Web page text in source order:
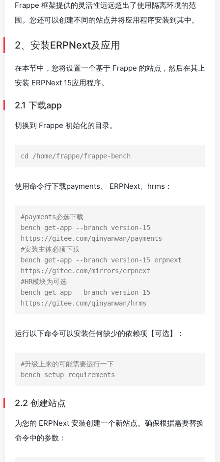
Frappe 框架提供的灵活性远远超出了使用隔离环境的范
围。您还可以创建不同的站点并将应用程序安装到其中。
2、安装ERPNext及应用
在本节中，您将设置一个基于 Frappe 的站点，然后在其上
安装 ERPNext 15应用程序。
2.1 下载app
切换到 Frappe 初始化的目录。
cd /home/frappe/frappe-bench
使用命令行下载payments、 ERPNext、hrms：
#payments必选下载
bench get-app --branch version-15
https://gitee.com/qinyanwan/payments
#安装主体必须下载
bench get-app --branch version-15 erpnext
https://gitee.com/mirrors/erpnext
#HR模块为可选
bench get-app --branch version-15
https://gitee.com/qinyanwan/hrms
运行以下命令可以安装任何缺少的依赖项【可选】：
#升级上来的可能需要运行一下
bench setup requirements
2.2 创建站点
为您的 ERPNext 安装创建一个新站点。确保根据需要替换
命令中的参数：